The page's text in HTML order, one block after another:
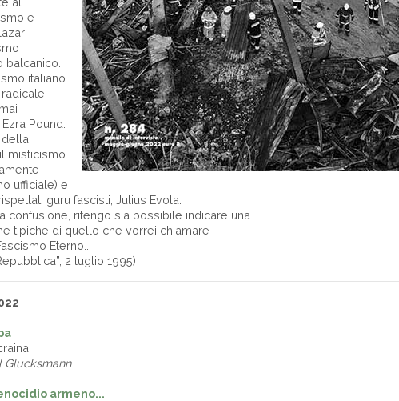
e
balcanico.
italiano
Pound.
misticismo
ufficiale) e
guru fascisti, Julius Evola.
confusione, ritengo sia possibile indicare una
tipiche di quello che vorrei chiamare
Eterno...
2 luglio 1995)
Glucksmann
armeno...